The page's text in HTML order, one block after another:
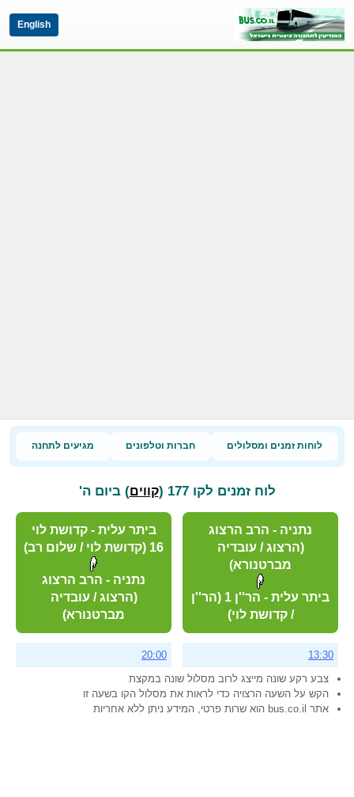
English
לוחות זמנים ומסלולים חברות וטלפונים מגיעים לתחנה
לוח זמנים לקו 177 ( קווים) ביום ה'
נתניה - הרב הרצוג
(הרצוג / עובדיה
מברטנורא)
ביתר עלית - הר''ן 1 (הר''ן
/ קדושת לוי)
13:30
ביתר עלית - קדושת לוי
16 (קדושת לוי / שלום רב)
נתניה - הרב הרצוג
(הרצוג / עובדיה
מברטנורא)
20:00
צבע רקע שונה מייצג לרוב מסלול שונה במקצת
הקש על השעה הרצויה כדי לראות את מסלול הקו בשעה זו
אתר bus.co.il הוא שרות פרטי, המידע ניתן ללא אחריות